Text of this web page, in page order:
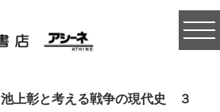
池上彰と考える戦争の現代史 ３